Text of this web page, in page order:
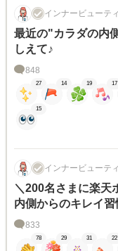
インナービューテ
最近の"カラダの内
しえて♪
848
27 14 19 17
15
インナービューテ
＼200名さまに楽天
内側からのキレイ
ャンペーン
833
78 29 31 22